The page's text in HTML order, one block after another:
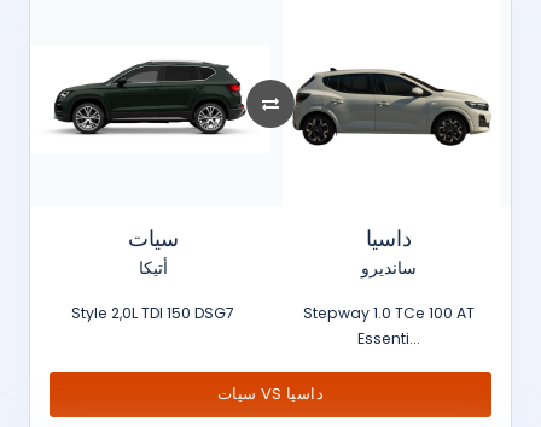
سيات
أتيكا
Style 2,0L TDI 150 DSG7
داسيا
سانديرو
Stepway 1.0 TCe 100 AT
Essenti...
سيات VS داسيا